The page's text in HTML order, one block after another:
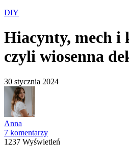
DIY
Hiacynty, mech i
czyli wiosenna
30 stycznia 2024
Anna
7 komentarzy
1237 Wyświetleń